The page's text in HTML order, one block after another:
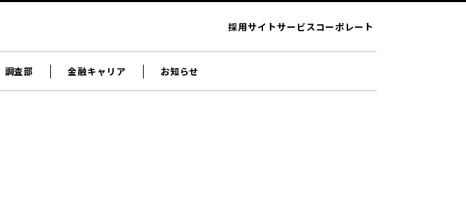
採用サイトサービスコーポレート
調査部 金融キャリア お知らせ